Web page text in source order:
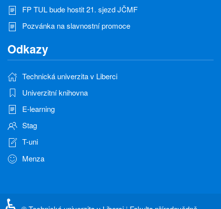
FP TUL bude hostit 21. sjezd JČMF
Pozvánka na slavnostní promoce
Odkazy
Technická univerzita v Liberci
Univerzitní knihovna
E-learning
Stag
T-uni
Menza